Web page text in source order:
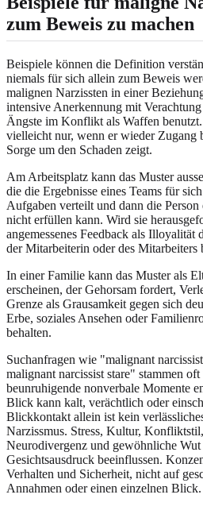
zum Beweis zu machen
Beispiele können die Definition
niemals für sich allein zum Beweis
malignen Narzissten in einer
intensive Anerkennung mit
Ängste im Konflikt als Waffen
vielleicht nur, wenn er wieder Zugang
Sorge um den Schaden zeigt.
Am Arbeitsplatz kann das Muster
die die Ergebnisse eines Teams für
Aufgaben verteilt und dann die
nicht erfüllen kann. Wird sie
angemessenes Feedback als
der Mitarbeiterin oder des Mitarbeiters
In einer Familie kann das Muster als
erscheinen, der Gehorsam fordert,
Grenze als Grausamkeit gegen sich
Erbe, soziales Ansehen oder
behalten.
Suchanfragen wie "malignant
malignant narcissist stare" stammen
beunruhigende nonverbale Momente
Blick kann kalt, verächtlich oder
Blickkontakt allein ist kein
Narzissmus. Stress, Kultur,
Neurodivergenz und gewöhnliche Wut
Gesichtsausdruck beeinflussen.
Verhalten und Sicherheit, nicht auf
Annahmen oder einen einzelnen Blick.